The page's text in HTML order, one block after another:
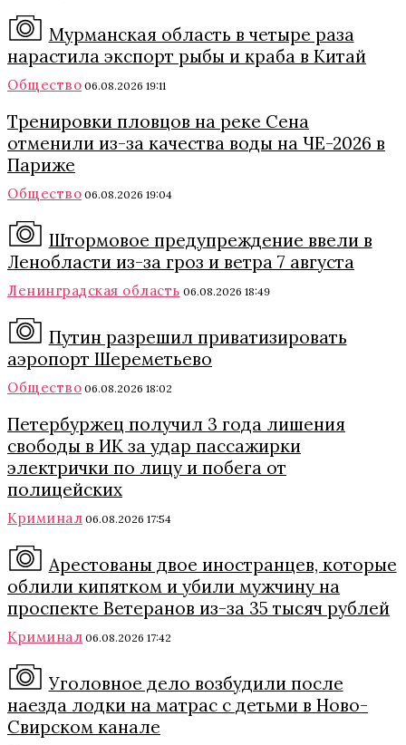
Мурманская область в четыре раза
нарастила экспорт рыбы и краба в Китай
Общество 06.08.2026 19:11
Тренировки пловцов на реке Сена
отменили из-за качества воды на ЧЕ-2026 в
Париже
Общество 06.08.2026 19:04
Штормовое предупреждение ввели в
Ленобласти из-за гроз и ветра 7 августа
Ленинградская область 06.08.2026 18:49
Путин разрешил приватизировать
аэропорт Шереметьево
Общество 06.08.2026 18:02
Петербуржец получил 3 года лишения
свободы в ИК за удар пассажирки
электрички по лицу и побега от
полицейских
Криминал 06.08.2026 17:54
Арестованы двое иностранцев, которые
облили кипятком и убили мужчину на
проспекте Ветеранов из-за 35 тысяч рублей
Криминал 06.08.2026 17:42
Уголовное дело возбудили после
наезда лодки на матрас с детьми в Ново-
Свирском канале